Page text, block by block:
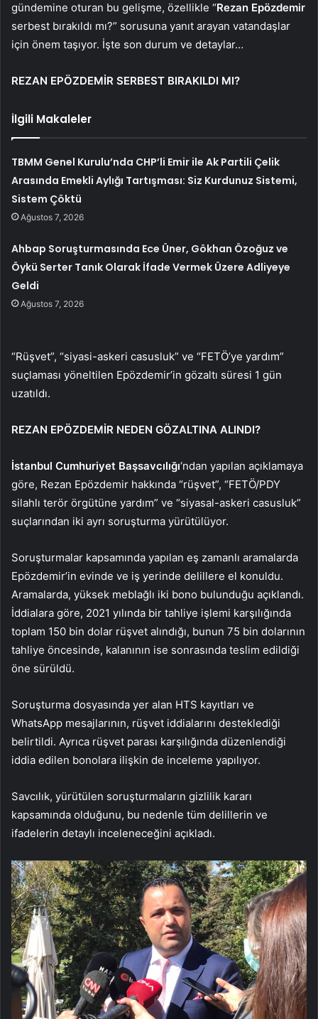
gündemine oturan bu gelişme, özellikle “Rezan Epözdemir
serbest bırakıldı mı?” sorusuna yanıt arayan vatandaşlar
için önem taşıyor. İşte son durum ve detaylar…
REZAN EPÖZDEMİR SERBEST BIRAKILDI MI?
İlgili Makaleler
TBMM Genel Kurulu’nda CHP’li Emir ile Ak Partili Çelik
Arasında Emekli Aylığı Tartışması: Siz Kurdunuz Sistemi,
Sistem Çöktü
Ağustos 7, 2026
Ahbap Soruşturmasında Ece Üner, Gökhan Özoğuz ve
Öykü Serter Tanık Olarak İfade Vermek Üzere Adliyeye
Geldi
Ağustos 7, 2026
“Rüşvet”, “siyasi-askeri casusluk” ve “FETÖ’ye yardım”
suçlaması yöneltilen Epözdemir’in gözaltı süresi 1 gün
uzatıldı.
REZAN EPÖZDEMİR NEDEN GÖZALTINA ALINDI?
İstanbul Cumhuriyet Başsavcılığı‘ndan yapılan açıklamaya
göre, Rezan Epözdemir hakkında “rüşvet”, “FETÖ/PDY
silahlı terör örgütüne yardım” ve “siyasal-askeri casusluk”
suçlarından iki ayrı soruşturma yürütülüyor.
Soruşturmalar kapsamında yapılan eş zamanlı aramalarda
Epözdemir’in evinde ve iş yerinde delillere el konuldu.
Aramalarda, yüksek meblağlı iki bono bulunduğu açıklandı.
İddialara göre, 2021 yılında bir tahliye işlemi karşılığında
toplam 150 bin dolar rüşvet alındığı, bunun 75 bin dolarının
tahliye öncesinde, kalanının ise sonrasında teslim edildiği
öne sürüldü.
Soruşturma dosyasında yer alan HTS kayıtları ve
WhatsApp mesajlarının, rüşvet iddialarını desteklediği
belirtildi. Ayrıca rüşvet parası karşılığında düzenlendiği
iddia edilen bonolara ilişkin de inceleme yapılıyor.
Savcılık, yürütülen soruşturmaların gizlilik kararı
kapsamında olduğunu, bu nedenle tüm delillerin ve
ifadelerin detaylı inceleneceğini açıkladı.